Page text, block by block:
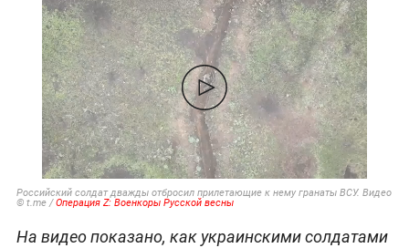
Российский солдат дважды отбросил прилетающие к нему гранаты ВСУ. Видео
© t.me /Операция Z: Военкоры Русской весны
На видео показано, как украинскими солдатами